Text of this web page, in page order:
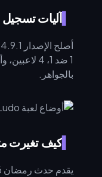
آليات تسجيل
1 ضد 1، 4
بالجواهر.
كيف تغيرت